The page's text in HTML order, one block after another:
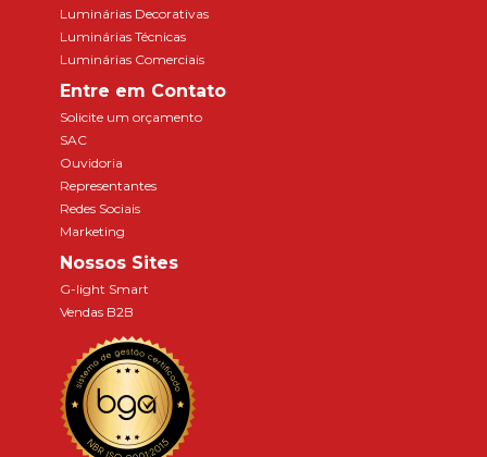
Luminárias Decorativas
Luminárias Técnicas
Luminárias Comerciais
Entre em Contato
Solicite um orçamento
SAC
Ouvidoria
Representantes
Redes Sociais
Marketing
Nossos Sites
G-light Smart
Vendas B2B